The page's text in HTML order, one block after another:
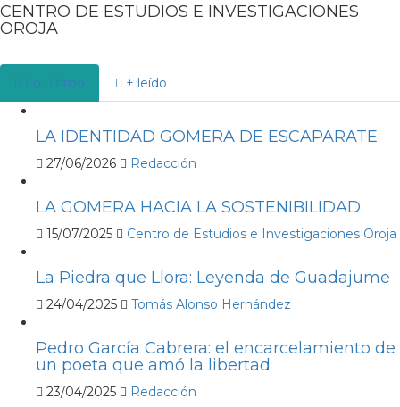
CENTRO DE ESTUDIOS E INVESTIGACIONES
OROJA
Lo último + leído
LA IDENTIDAD GOMERA DE ESCAPARATE
27/06/2026 Redacción
LA GOMERA HACIA LA SOSTENIBILIDAD
15/07/2025 Centro de Estudios e Investigaciones Oroja
La Piedra que Llora: Leyenda de Guadajume
24/04/2025 Tomás Alonso Hernández
Pedro García Cabrera: el encarcelamiento de
un poeta que amó la libertad
23/04/2025 Redacción